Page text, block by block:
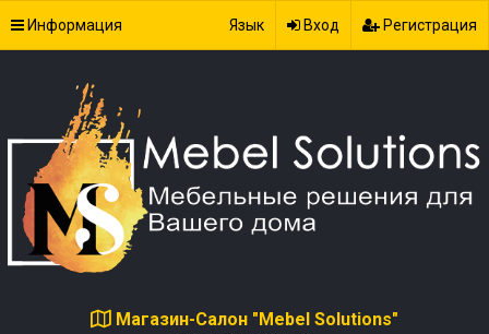
Информация Язык Вход Регистрация
Магазин-Салон "Mebel Solutions"